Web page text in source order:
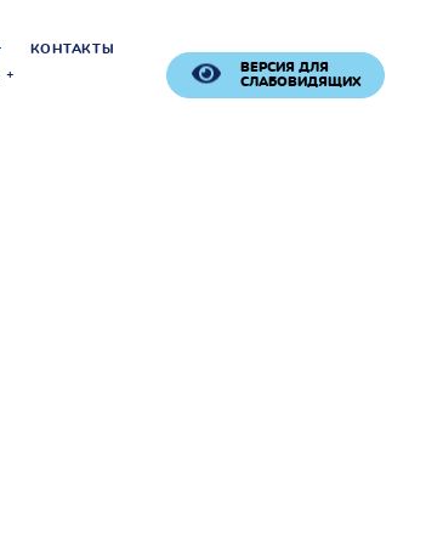
КОНТАКТЫ
ВЕРСИЯ ДЛЯ
СЛАБОВИДЯЩИХ